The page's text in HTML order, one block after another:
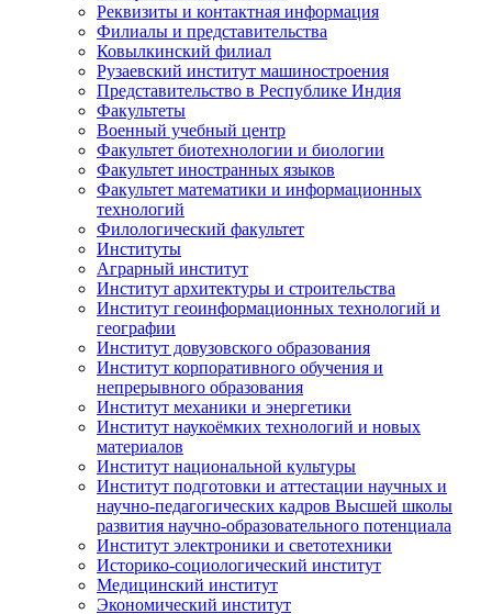
Реквизиты и контактная информация
Филиалы и представительства
Ковылкинский филиал
Рузаевский институт машиностроения
Представительство в Республике Индия
Факультеты
Военный учебный центр
Факультет биотехнологии и биологии
Факультет иностранных языков
Факультет математики и информационных
технологий
Филологический факультет
Институты
Аграрный институт
Институт архитектуры и строительства
Институт геоинформационных технологий и
географии
Институт довузовского образования
Институт корпоративного обучения и
непрерывного образования
Институт механики и энергетики
Институт наукоёмких технологий и новых
материалов
Институт национальной культуры
Институт подготовки и аттестации научных и
научно-педагогических кадров Высшей школы
развития научно-образовательного потенциала
Институт электроники и светотехники
Историко-социологический институт
Медицинский институт
Экономический институт